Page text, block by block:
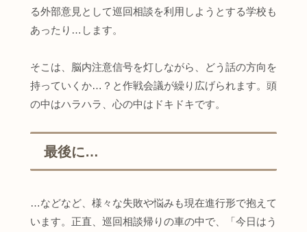
る外部意見として巡回相談を利用しようとする学校も
あったり…します。
そこは、脳内注意信号を灯しながら、どう話の方向を
持っていくか…？と作戦会議が繰り広げられます。頭
の中はハラハラ、心の中はドキドキです。
最後に…
…などなど、様々な失敗や悩みも現在進行形で抱えて
います。正直、巡回相談帰りの車の中で、「今日はう